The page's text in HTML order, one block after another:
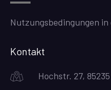
Nutzungsbedingungen in
Kontakt
Hochstr. 27,